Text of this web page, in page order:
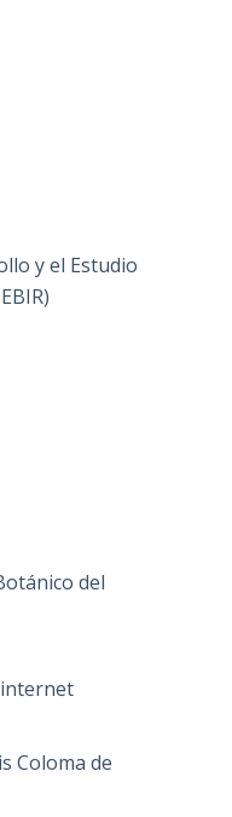
y el Estudio
del
Coloma de